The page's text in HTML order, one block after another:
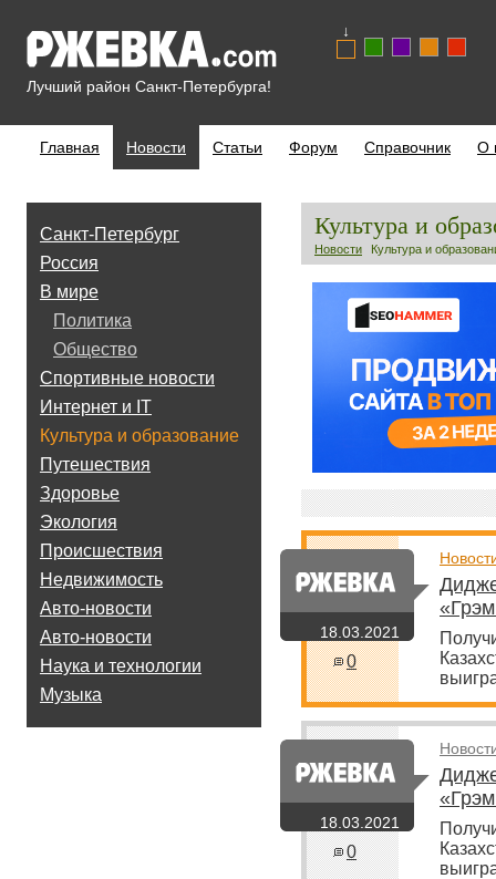
Лучший район Санкт-Петербурга!
↓
Главная Новости Статьи Форум Справочник О
Санкт-Петербург
Россия
В мире
Политика
Общество
Спортивные новости
Интернет и IT
Культура и образование
Путешествия
Здоровье
Экология
Происшествия
Недвижимость
Авто-новости
Авто-новости
Наука и технологии
Музыка
Культура и
Новости Культура и
18.03.2021
0
18.03.2021
0